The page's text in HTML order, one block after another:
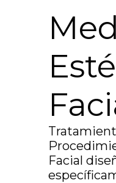
Facial